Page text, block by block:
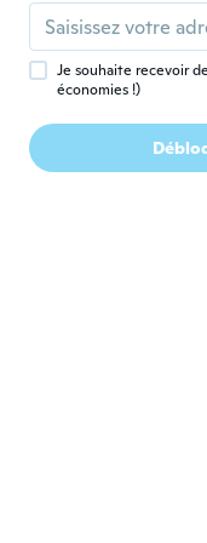
F Florent
Inscrit
Darinda
Inscrit
Je souhaite recevoir
économies !)